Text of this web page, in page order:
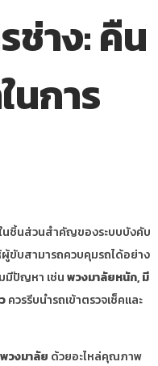
ช่าง: คืน
นการ
นชิ้นส่วนสำคัญของระบบบังคับ
ผู้ขับสามารถควบคุมรถได้อย่าง
มีปัญหา เช่นพวงมาลัยหนัก, มี
ควรรีบนำรถเข้าตรวจเช็คและ
วงมาลัย ด้วยอะไหล่คุณภาพ